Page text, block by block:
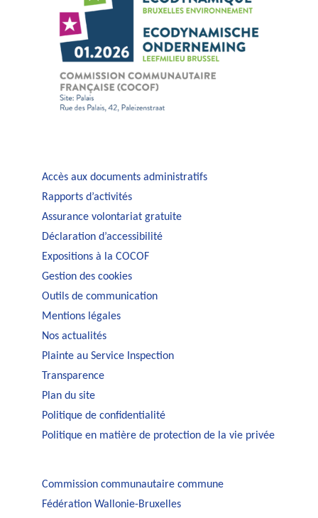
Accès aux documents administratifs
Rapports d’activités
Assurance volontariat gratuite
Déclaration d’accessibilité
Expositions à la COCOF
Gestion des cookies
Outils de communication
Mentions légales
Nos actualités
Plainte au Service Inspection
Transparence
Plan du site
Politique de confidentialité
Politique en matière de protection de la vie privée
Commission communautaire commune
Fédération Wallonie-Bruxelles